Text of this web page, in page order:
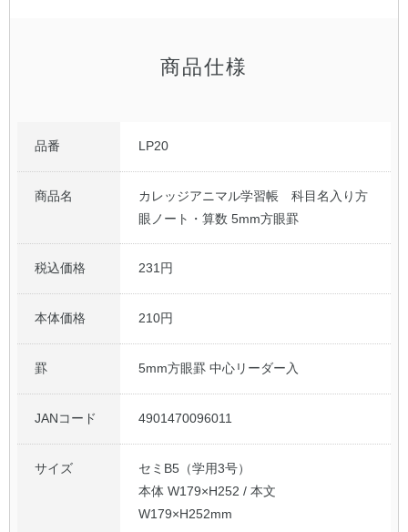
商品仕様
品番 LP20
商品名
カレッジアニマル学習帳 科目名入り方
眼ノート・算数 5mm方眼罫
税込価格 231円
本体価格 210円
罫 5mm方眼罫 中心リーダー入
JANコード 4901470096011
サイズ
セミB5（学用3号）
本体 W179×H252 / 本文
W179×H252mm